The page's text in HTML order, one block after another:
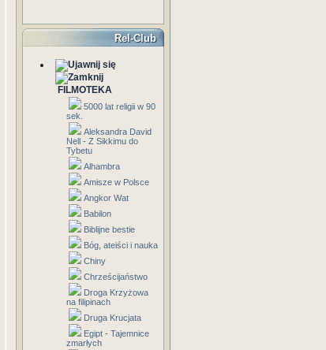
Rel-Club
FILMOTEKA
5000 lat religii w 90
sek.
Aleksandra David
Nell - Z Sikkimu do
Tybetu
Alhambra
Amisze w Polsce
Angkor Wat
Babilon
Biblijne bestie
Bóg, ateiści i nauka
Chiny
Chrześcijaństwo
Droga Krzyżowa
na filipinach
Druga Krucjata
Egipt - Tajemnice
zmarłych